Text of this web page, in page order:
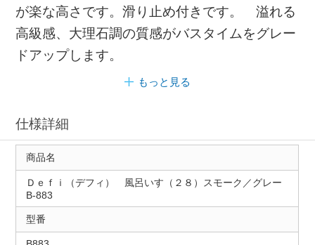
が楽な高さです。滑り止め付きです。 溢れる
高級感、大理石調の質感がバスタイムをグレー
ドアップします。
もっと見る
仕様詳細
商品名
Ｄｅｆｉ（デフィ） 風呂いす（２８）スモーク／グレー
B-883
型番